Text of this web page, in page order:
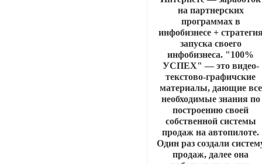
на партнерских
программах в
инфобизнесе +
запуска своего
инфобизнеса. "100%
УСПЕХ" — это видео-
текстово-графичские
материалы, дающие все
необходимые знания по
построению своей
собственной системы
продаж на автопилоте.
Один раз создали
продаж, далее она